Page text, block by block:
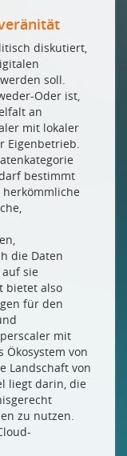
diskutiert,
soll.
Oder ist,
an
mit lokaler
Eigenbetrieb.
bestimmt
herkömmliche
die Daten
sie
bietet also
für den
mit
Ökosystem von
Landschaft von
liegt darin, die
zu nutzen.